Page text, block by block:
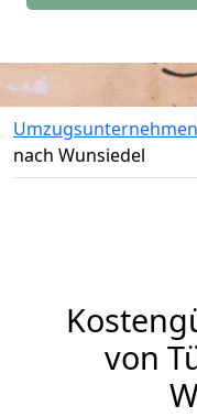
nach Wunsiedel
von